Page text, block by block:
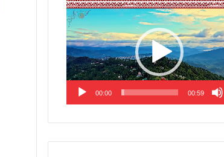
Video
Player
00:00 00:59